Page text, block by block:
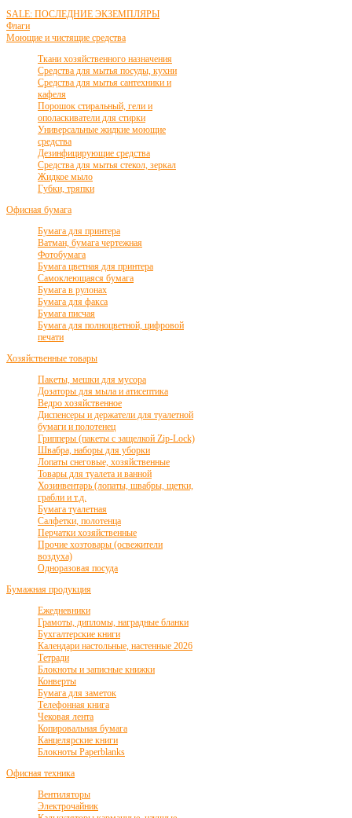
SALE: ПОСЛЕДНИЕ ЭКЗЕМПЛЯРЫ
Флаги
Моющие и чистящие средства
Ткани хозяйственного назначения
Средства для мытья посуды, кухни
Средства для мытья сантехники и
кафеля
Порошок стиральный, гели и
ополаскиватели для стирки
Универсальные жидкие моющие
средства
Дезинфицирующие средства
Средства для мытья стекол, зеркал
Жидкое мыло
Губки, тряпки
Офисная бумага
Бумага для принтера
Ватман, бумага чертежная
Фотобумага
Бумага цветная для принтера
Самоклеющаяся бумага
Бумага в рулонах
Бумага для факса
Бумага писчая
Бумага для полноцветной, цифровой
печати
Хозяйственные товары
Пакеты, мешки для мусора
Дозаторы для мыла и атисептика
Ведро хозяйственное
Диспенсеры и держатели для туалетной
бумаги и полотенец
Грипперы (пакеты с защелкой Zip-Lock)
Швабра, наборы для уборки
Лопаты снеговые, хозяйственные
Товары для туалета и ванной
Хозинвентарь (лопаты, швабры, щетки,
грабли и т.д.
Бумага туалетная
Салфетки, полотенца
Перчатки хозяйственные
Прочие хозтовары (освежители
воздуха)
Одноразовая посуда
Бумажная продукция
Ежедневники
Грамоты, дипломы, наградные бланки
Бухгалтерские книги
Календари настольные, настенные 2026
Тетради
Блокноты и записные книжки
Конверты
Бумага для заметок
Телефонная книга
Чековая лента
Копировальная бумага
Канцелярские книги
Блокноты Paperblanks
Офисная техника
Вентиляторы
Электрочайник